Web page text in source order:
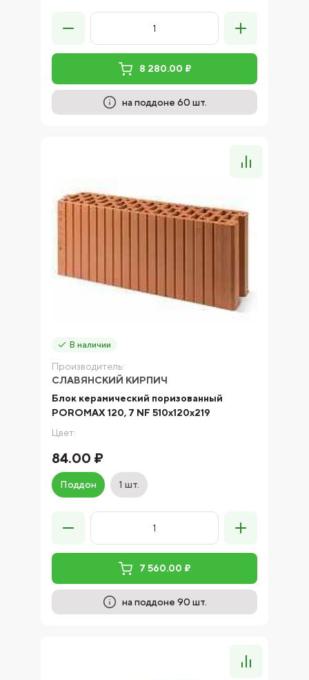
8 280.00 ₽
на поддоне 60 шт.
В наличии
Производитель:
СЛАВЯНСКИЙ КИРПИЧ
Блок керамический поризованный
POROMAX 120, 7 NF 510х120х219
Цвет:
84.00 ₽
Поддон 1 шт.
7 560.00 ₽
на поддоне 90 шт.